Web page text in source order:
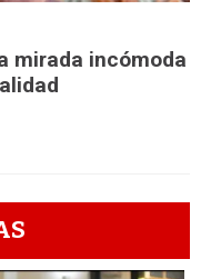
mirada incómoda